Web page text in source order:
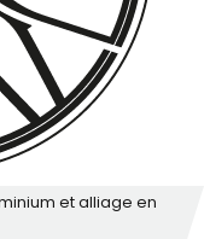
et alliage en